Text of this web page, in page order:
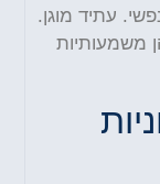
מוגן.